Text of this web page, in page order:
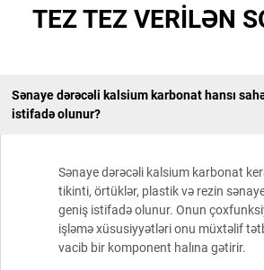
TEZ TEZ VERİLƏN
Sənaye dərəcəli kalsium karbonat hansı
istifadə olunur?
Sənaye dərəcəli kalsium karbonat
tikinti, örtüklər, plastik və rezin
geniş istifadə olunur. Onun
işləmə xüsusiyyətləri onu müxtəlif
vacib bir komponent halına gətirir.